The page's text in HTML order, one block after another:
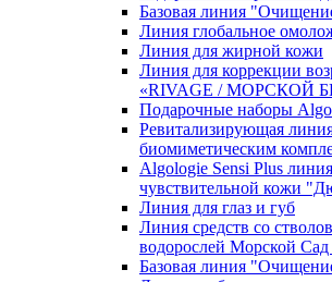
Базовая линия
Линия глобальное
Линия для жирной кожи
Линия для коррекции
«RIVAGE / МОРСКОЙ
Подарочные наборы
Ревитализирующая
биомиметическим
Algologie Sensi Plus
чувcтвительной кожи
Линия для глаз и губ
Линия средств со
водорослей Морской
Базовая линия